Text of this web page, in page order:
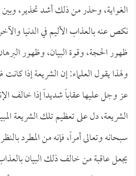
الغواية، وحذر من ذلك أشد تحذير،
نكص عنه بالعذاب الأليم في الدنيا
ظهور الحجة، وقوة البيان، وظهور
ولهذا يقول العلماء: إن الشريعة إذا
عز وجل عليها عقاباً شديداً إذا خالف
الشريعة، دل على تعظيم تلك الشريعة
سبحانه وتعالى أمراً، فإنه من المطرد
يجعل عاقبة من خالف ذلك البيان بالعذاب